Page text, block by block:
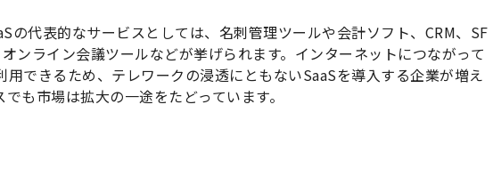
の代表的なサービスとしては、名刺管理ツールや会計ソフト、CRM、SF
ンライン会議ツールなどが挙げられます。インターネットにつながって
用できるため、テレワークの浸透にともないSaaSを導入する企業が増え
も市場は拡大の一途をたどっています。